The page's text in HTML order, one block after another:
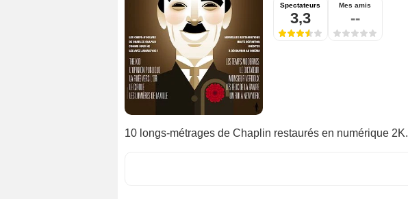
Spectateurs
3,3
Mes amis
--
10 longs-métrages de Chaplin restaurés en numérique 2K.